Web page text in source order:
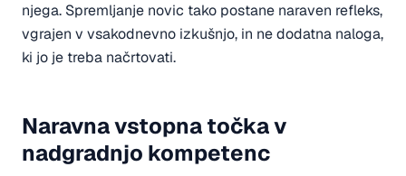
njega. Spremljanje novic tako postane naraven refleks,
vgrajen v vsakodnevno izkušnjo, in ne dodatna naloga,
ki jo je treba načrtovati.
Naravna vstopna točka v
nadgradnjo kompetenc